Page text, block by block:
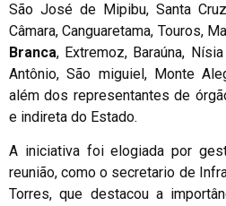
São José de Mipibu, Santa
Câmara, Canguaretama, Touros,
Branca, Extremoz, Baraúna,
Antônio, São miguiel, Monte
além dos representantes de
e indireta do Estado.
A iniciativa foi elogiada por
reunião, como o secretario de
Torres, que destacou a